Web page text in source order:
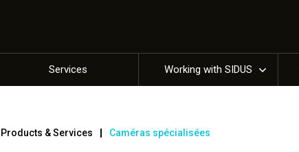
Services Working with SIDUS
Products & Services Caméras spécialisées